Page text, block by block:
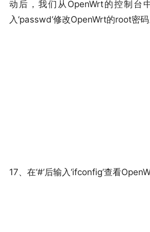
动后，我们从OpenWrt的控制台
入‘passwd’修改OpenWrt的root密码
17、在‘#’后输入‘ifconfig’查看